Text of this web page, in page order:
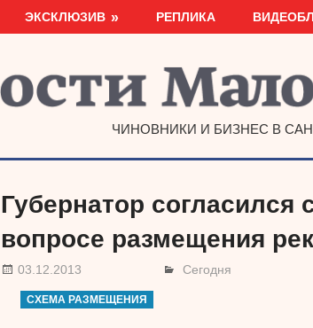
ЭКСКЛЮЗИВ РЕПЛИКА
ЧИНОВНИКИ И БИЗНЕС В
Губернатор
вопросе размещения
03.12.2013 Сегодня
СХЕМА РАЗМЕЩЕНИЯ